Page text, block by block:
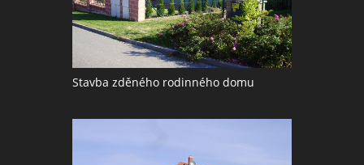
Stavba zděného rodinného domu